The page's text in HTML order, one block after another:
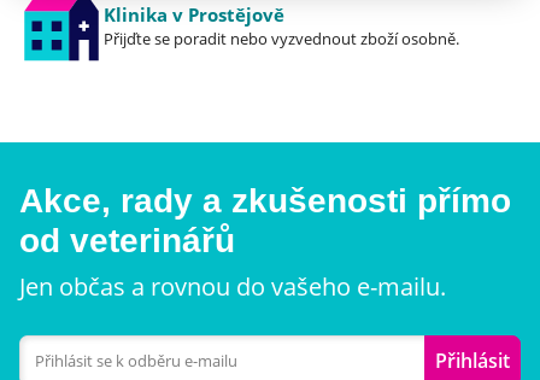
Klinika v Prostějově
Přijďte se poradit nebo vyzvednout zboží osobně.
Akce, rady a zkušenosti přímo
od veterinářů
Jen občas a rovnou do vašeho e-mailu.
Přihlásit